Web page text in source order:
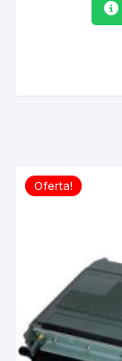
Oferta!